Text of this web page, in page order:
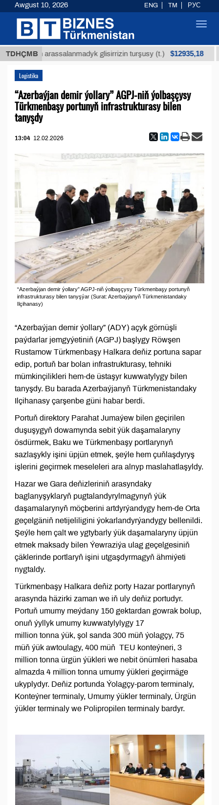
TDHÇMBarassalanmadyk glisirrizin turşusy (t.) $12935,18
Logistika
“Azerbaýjan demir ýollary” AGPJ-niň ýolbaşçysy
Türkmenbaşy portunyň infrastrukturasy bilen
tanyşdy
13:04 12.02.2026
“Azerbaýjan demir ýollary” AGPJ-niň ýolbaşçysy Türkmenbaşy portunyň
infrastrukturasy bilen tanyşýar (Surat: Azerbaýjanyň Türkmenistandaky
Ilçihanasy)
“Azerbaýjan demir ýollary” (ADY) açyk görnüşli
paýdarlar jemgyýetiniň (AGPJ) başlygy Röwşen
Rustamow Türkmenbaşy Halkara deňiz portuna sapar
edip, portuň bar bolan infrastrukturasy, tehniki
mümkinçilikleri hem-de üstaşyr kuwwatylygy bilen
tanyşdy. Bu barada Azerbaýjanyň Türkmenistandaky
Ilçihanasy çarşenbe güni habar berdi.
Portuň direktory Parahat Jumaýew bilen geçirilen
duşuşygyň dowamynda sebit ýük daşamalaryny
ösdürmek, Baku we Türkmenbaşy portlarynyň
sazlaşykly işini üpjün etmek, şeýle hem çuňlaşdyryş
işlerini geçirmek meseleleri ara alnyp maslahatlaşyldy.
Hazar we Gara deňizleriniň arasyndaky
baglanyşyklaryň pugtalandyrylmagynyň ýük
daşamalarynyň möçberini artdyrýandygy hem-de Orta
geçelgäniň netijeliligini ýokarlandyrýandygy bellenildi.
Şeýle hem çalt we ygtybarly ýük daşamalaryny üpjün
etmek maksady bilen Ýewraziýa ulag geçelgesiniň
çäklerinde portlaryň işini utgaşdyrmagyň ähmiýeti
nygtaldy.
Türkmenbaşy Halkara deňiz porty Hazar portlarynyň
arasynda häzirki zaman we iň uly deňiz portudyr.
Portuň umumy meýdany 150 gektardan gowrak bolup,
onuň ýyllyk umumy kuwwatylylygy 17
million tonna ýük, şol sanda 300 müň ýolagçy, 75
müň ýük awtoulagy, 400 müň TEU konteýneri, 3
million tonna ürgün ýükleri we nebit önümleri hasaba
almazda 4 million tonna umumy ýükleri geçirmäge
ukyplydyr. Deňiz portunda Ýolagçy-parom terminaly,
Konteýner terminaly, Umumy ýükler terminaly, Ürgün
ýükler terminaly we Polipropilen terminaly bardyr.
Awgust 10, 2026 ENG TM РУС